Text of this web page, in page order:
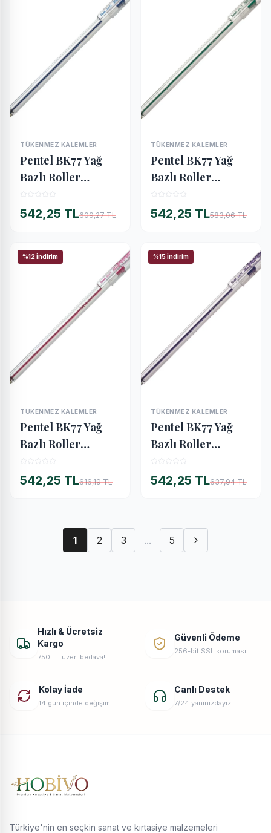
TÜKENMEZ KALEMLER
Pentel BK77 Yağ
Bazlı Roller
MAVİ
542,25 TL609,27 TL
TÜKENMEZ KALEMLER
Pentel BK77 Yağ
Bazlı Roller
YEŞİL
542,25 TL583,06 TL
%12 İndirim
TÜKENMEZ KALEMLER
Pentel BK77 Yağ
Bazlı Roller
Tükenmez Kalem
PEMBE
542,25 TL616,19 TL
%15 İndirim
TÜKENMEZ KALEMLER
Pentel BK77 Yağ
Bazlı Roller
Tükenmez Kalem
MOR
542,25 TL637,94 TL
1 2 3 ... 5
Hızlı & Ücretsiz
Kargo
750 TL üzeri bedava!
Güvenli Ödeme
256-bit SSL koruması
Kolay İade
14 gün içinde değişim
Canlı Destek
7/24 yanınızdayız
Türkiye'nin en seçkin sanat ve kırtasiye malzemeleri